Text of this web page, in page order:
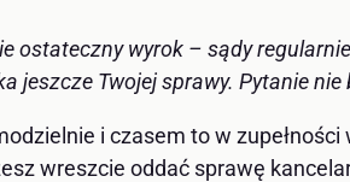
ostateczny wyrok – sądy
jeszcze Twojej sprawy. Pytanie
i czasem to w
wreszcie oddać sprawę